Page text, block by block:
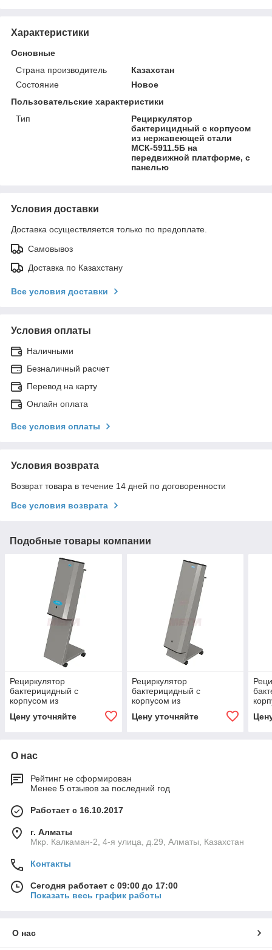
Характеристики
Основные
Страна производитель
Казахстан
Состояние
Новое
Пользовательские характеристики
Тип
Рециркулятор
бактерицидный с корпусом
из нержавеющей стали
МСК-5911.5Б на
передвижной платформе, с
панелью
Условия доставки
Доставка осуществляется только по предоплате.
Самовывоз
Доставка по Казахстану
Все условия доставки
Условия оплаты
Наличными
Безналичный расчет
Перевод на карту
Онлайн оплата
Все условия оплаты
Условия возврата
Возврат товара в течение 14 дней по договоренности
Все условия возврата
Подобные товары компании
Рециркулятор
бактерицидный с
корпусом из
МСК-5913.5Б на
Цену уточняйте
Рециркулятор
бактерицидный с
корпусом из
МСК-5911.5 на
Цену уточняйте
О нас
Рейтинг не сформирован
Менее 5 отзывов за последний год
Работает с 16.10.2017
г. Алматы
Мкр. Калкаман-2, 4-я улица, д.29, Алматы, Казахстан
Контакты
Сегодня работает с 09:00 до 17:00
Показать весь график работы
О нас